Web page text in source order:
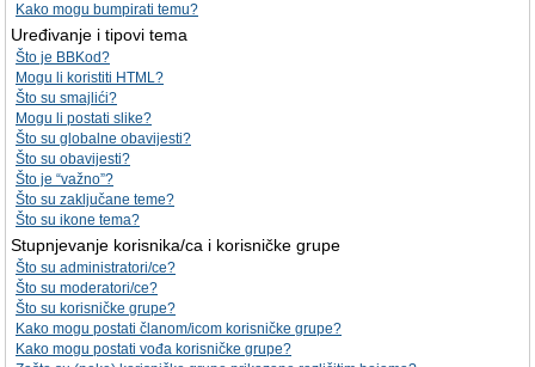
Kako mogu bumpirati temu?
Uređivanje i tipovi tema
Što je BBKod?
Mogu li koristiti HTML?
Što su smajlići?
Mogu li postati slike?
Što su globalne obavijesti?
Što su obavijesti?
Što je “važno”?
Što su zaključane teme?
Što su ikone tema?
Stupnjevanje korisnika/ca i korisničke grupe
Što su administratori/ce?
Što su moderatori/ce?
Što su korisničke grupe?
Kako mogu postati članom/icom korisničke grupe?
Kako mogu postati vođa korisničke grupe?